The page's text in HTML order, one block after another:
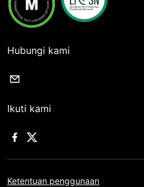
Hubungi kami
Ikuti kami
Ketentuan penggunaan